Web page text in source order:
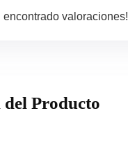
encontrado valoraciones!
Producto